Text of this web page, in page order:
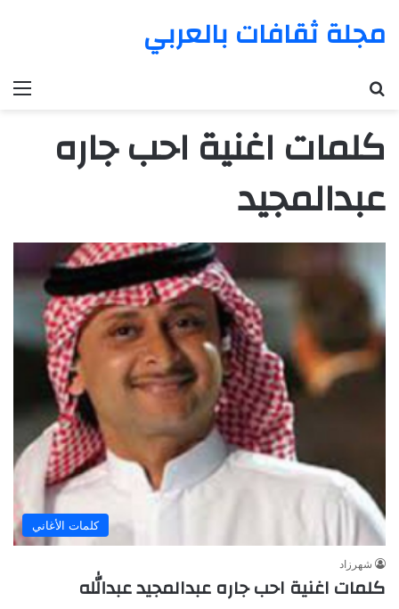
مجلة ثقافات بالعربي
كلمات اغنية احب جاره
عبدالمجيد
كلمات الأغاني
شهرزاد
كلمات اغنية احب جاره عبدالمجيد عبدالله